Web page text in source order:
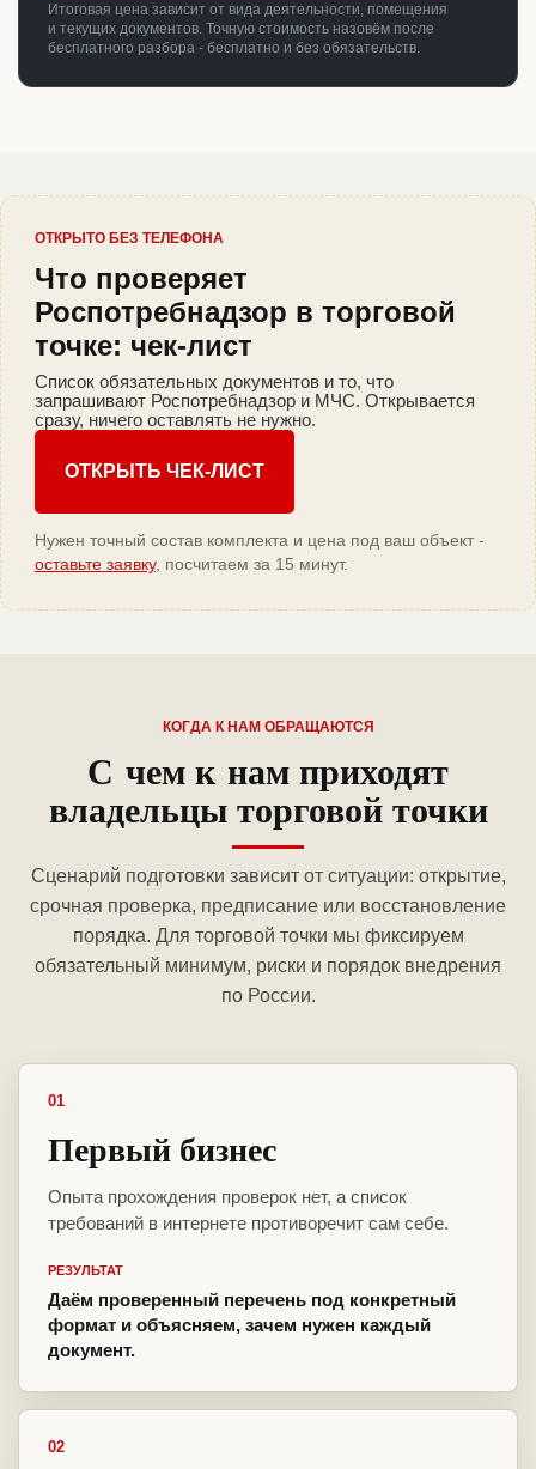
Итоговая цена зависит от вида деятельности, помещения
и текущих документов. Точную стоимость назовём после
бесплатного разбора - бесплатно и без обязательств.
ОТКРЫТО БЕЗ ТЕЛЕФОНА
Что проверяет
Роспотребнадзор в торговой
точке: чек-лист
Список обязательных документов и то, что
запрашивают Роспотребнадзор и МЧС. Открывается
сразу, ничего оставлять не нужно.
ОТКРЫТЬ ЧЕК-ЛИСТ
Нужен точный состав комплекта и цена под ваш объект -
оставьте заявку, посчитаем за 15 минут.
КОГДА К НАМ ОБРАЩАЮТСЯ
С чем к нам приходят
владельцы торговой точки
Сценарий подготовки зависит от ситуации: открытие,
срочная проверка, предписание или восстановление
порядка. Для торговой точки мы фиксируем
обязательный минимум, риски и порядок внедрения
по России.
01
Первый бизнес
Опыта прохождения проверок нет, а список
требований в интернете противоречит сам себе.
РЕЗУЛЬТАТ
Даём проверенный перечень под конкретный
формат и объясняем, зачем нужен каждый
документ.
02